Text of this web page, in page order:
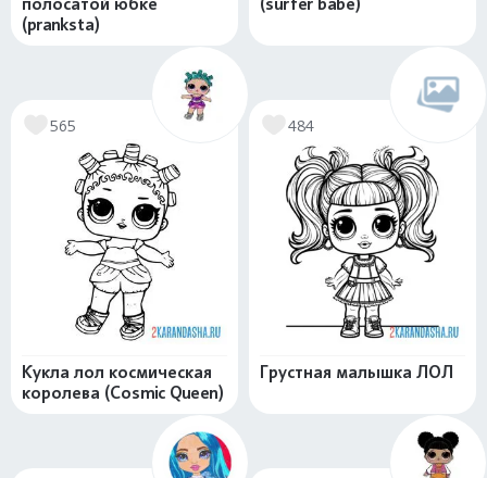
полосатой юбке
(pranksta)
(surfer babe)
565
Кукла лол космическая
королева (Cosmic Queen)
484
Грустная малышка ЛОЛ